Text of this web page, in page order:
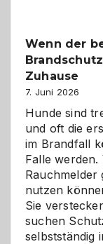
Wenn der
Zuhause
7. Juni 2026
Hunde sind
und oft die
im Brandfall
Falle
Rauchmelder
nutzen
Sie
suchen
selbstständig